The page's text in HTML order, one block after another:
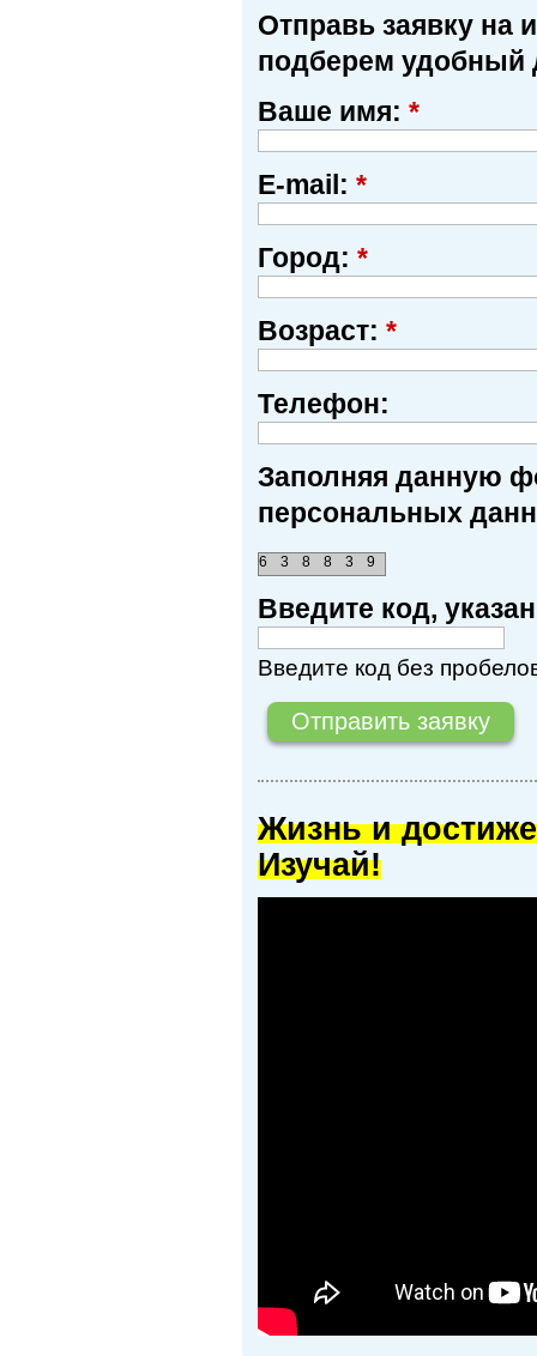
Отправь заявку на
подберем удобный
Ваше имя: *
E-mail: *
Город: *
Возраст: *
Телефон:
Заполняя данную
персональных
9
3
8
8
3
6
Введите код,
Введите код без
Жизнь и
Изучай!